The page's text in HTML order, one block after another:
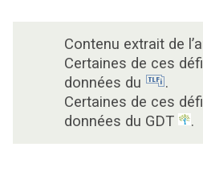
Contenu extrait de
Certaines de ces
données du
.
Certaines de ces
données du GDT
.